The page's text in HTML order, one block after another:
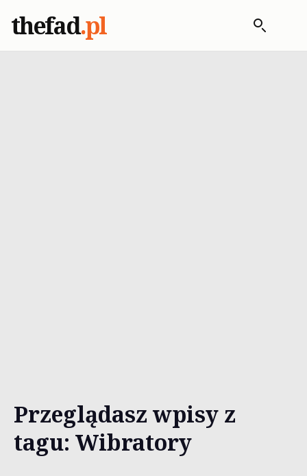
thefad.pl
Przeglądasz wpisy z
tagu: Wibratory